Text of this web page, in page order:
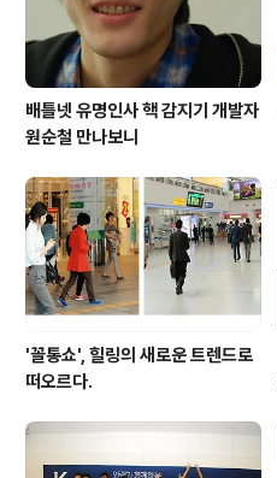
배틀넷 유명인사 핵 감지기 개발자
원순철 만나보니
'꼴통쇼', 힐링의 새로운 트렌드로
떠오르다.